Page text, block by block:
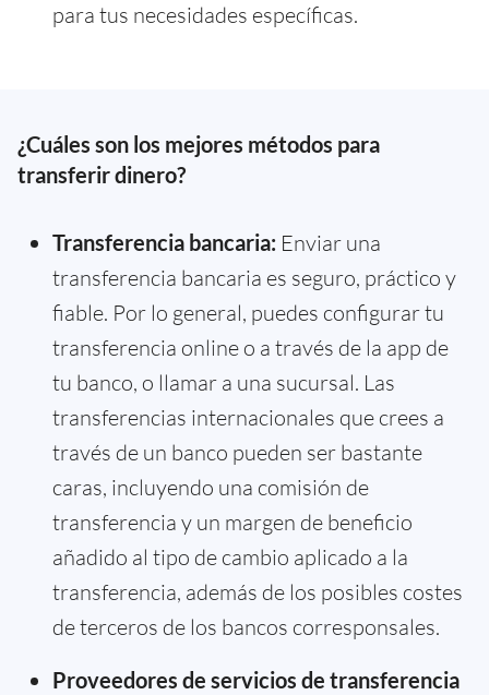
para tus necesidades específicas.
¿Cuáles son los mejores métodos para
transferir dinero?
Transferencia bancaria: Enviar una
transferencia bancaria es seguro, práctico y
fiable. Por lo general, puedes configurar tu
transferencia online o a través de la app de
tu banco, o llamar a una sucursal. Las
transferencias internacionales que crees a
través de un banco pueden ser bastante
caras, incluyendo una comisión de
transferencia y un margen de beneficio
añadido al tipo de cambio aplicado a la
transferencia, además de los posibles costes
de terceros de los bancos corresponsales.
Proveedores de servicios de transferencia